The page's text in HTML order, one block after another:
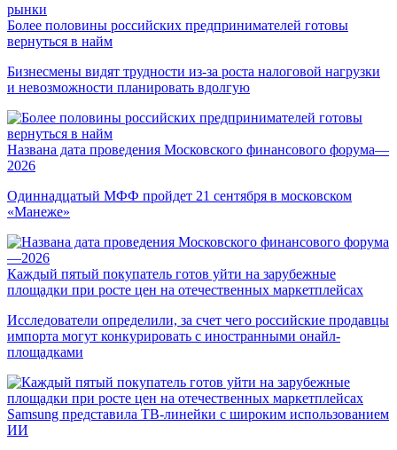
рынки
Более половины российских предпринимателей готовы
вернуться в найм
Бизнесмены видят трудности из-за роста налоговой нагрузки
и невозможности планировать вдолгую
Названа дата проведения Московского финансового форума—
2026
Одиннадцатый МФФ пройдет 21 сентября в московском
«Манеже»
Каждый пятый покупатель готов уйти на зарубежные
площадки при росте цен на отечественных маркетплейсах
Исследователи определили, за счет чего российские продавцы
импорта могут конкурировать с иностранными онайл-
площадками
Samsung представила ТВ-линейки с широким использованием
ИИ